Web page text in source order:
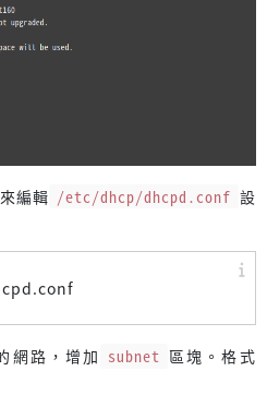
編輯 /etc/dhcp/dhcpd.conf 設
網路，增加 subnet 區塊。格式